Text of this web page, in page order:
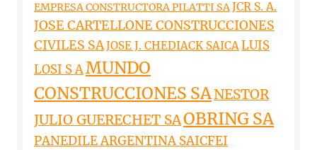
EMPRESA CONSTRUCTORA PILATTI SAJCR S. A.
JOSE CARTELLONE CONSTRUCCIONES
CIVILES SAJOSE J. CHEDIACK SAICALUIS
LOSI S AMUNDO
CONSTRUCCIONES SANESTOR
JULIO GUERECHET SAOBRING SA
PANEDILE ARGENTINA SAICFEI